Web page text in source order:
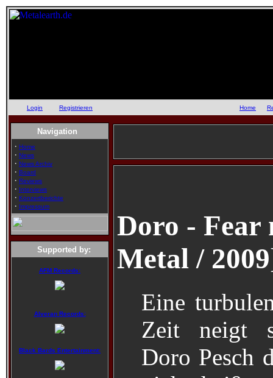
Login Registrieren Home
Navigation
· Home
· News
· News Archiv
· Board
· Reviews
· Interviews
· Konzertberichte
· Impressum
Supported by:
AFM Records:
Alveran Records:
Black Bards Entertainment:
Doro - Fear
Metal /
Eine
Zeit neigt
Doro Pesch